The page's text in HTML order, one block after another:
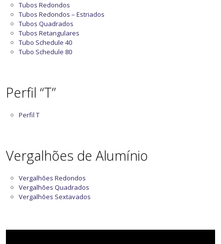
Tubos Redondos
Tubos Redondos – Estriados
Tubos Quadrados
Tubos Retangulares
Tubo Schedule 40
Tubo Schedule 80
Perfil “T”
Perfil T
Vergalhões de Alumínio
Vergalhões Redondos
Vergalhões Quadrados
Vergalhões Sextavados